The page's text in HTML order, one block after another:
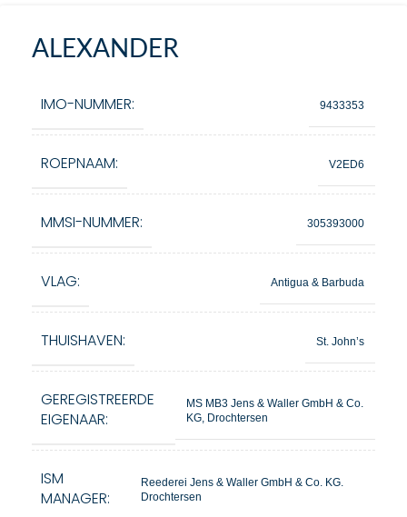
ALEXANDER
IMO-NUMMER: 9433353
ROEPNAAM: V2ED6
MMSI-NUMMER: 305393000
VLAG: Antigua & Barbuda
THUISHAVEN: St. John’s
GEREGISTREERDE
EIGENAAR:
MS MB3 Jens & Waller GmbH & Co.
KG, Drochtersen
ISM
MANAGER:
Reederei Jens & Waller GmbH & Co. KG.
Drochtersen